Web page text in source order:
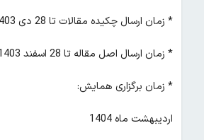
* زمان ارسال چکیده مقالات تا 28 دی 1403
* زمان ارسال اصل مقاله تا 28 اسفند 1403
* زمان برگزاری همایش:
اردیبهشت ماه 1404